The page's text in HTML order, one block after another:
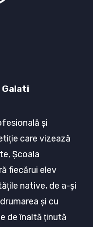
Galati
şi
care vizează
Şcoala
fiecărui elev
native, de a-şi
şi cu
de înaltă ţinută